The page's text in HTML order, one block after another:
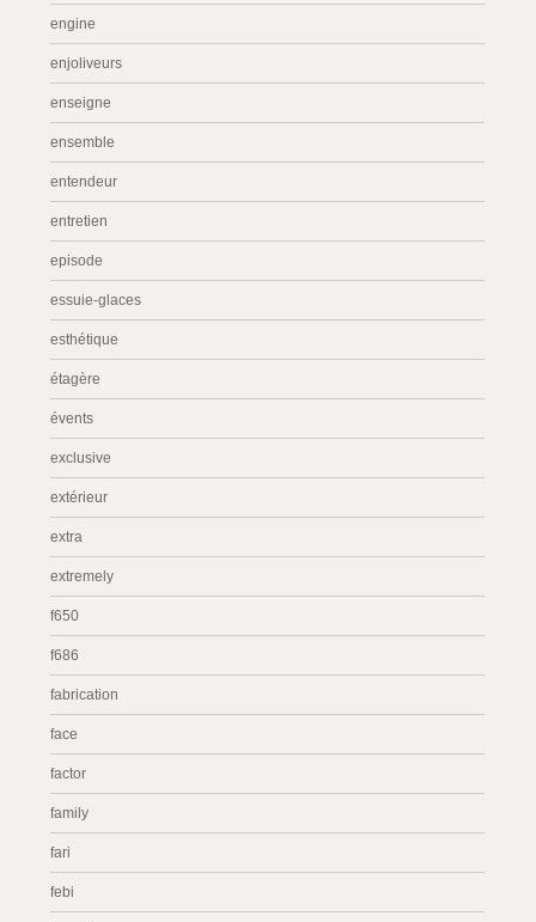
engine
enjoliveurs
enseigne
ensemble
entendeur
entretien
episode
essuie-glaces
esthétique
étagère
évents
exclusive
extérieur
extra
extremely
f650
f686
fabrication
face
factor
family
fari
febi